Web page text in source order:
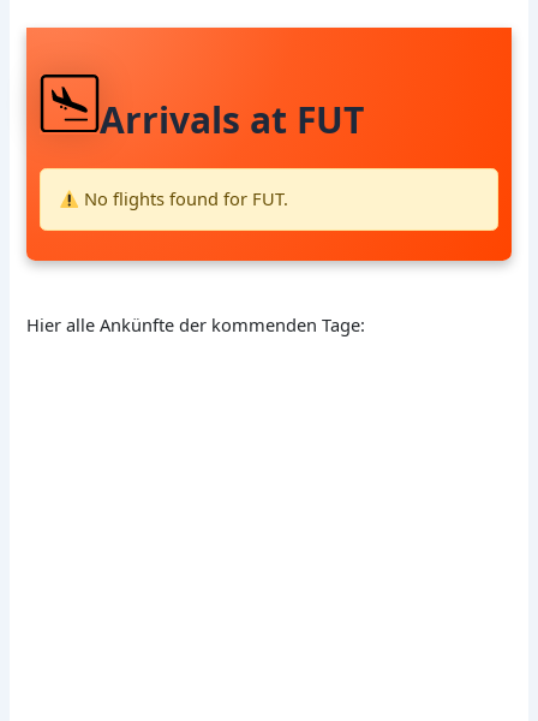
Arrivals at FUT
No flights found for FUT.
Hier alle Ankünfte der kommenden Tage: